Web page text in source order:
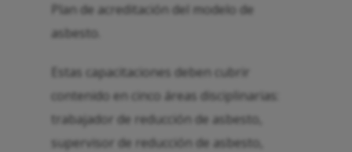
Plan de acreditación del modelo de
asbesto.
Estas capacitaciones deben cubrir
contenido en cinco áreas disciplinarias:
trabajador de reducción de asbesto,
supervisor de reducción de asbesto,